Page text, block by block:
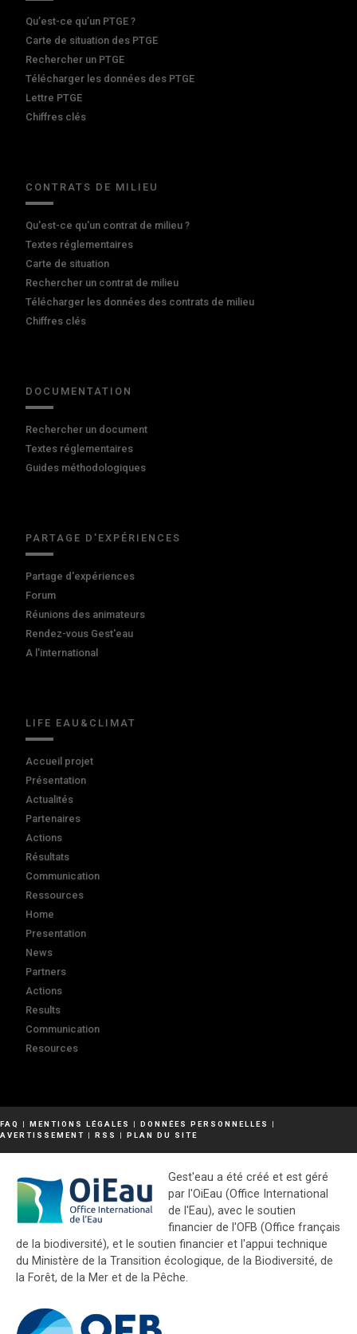
Qu’est-ce qu’un PTGE ?
Carte de situation des PTGE
Rechercher un PTGE
Télécharger les données des PTGE
Lettre PTGE
Chiffres clés
CONTRATS DE MILIEU
Qu'est-ce qu'un contrat de milieu ?
Textes réglementaires
Carte de situation
Rechercher un contrat de milieu
Télécharger les données des contrats de milieu
Chiffres clés
DOCUMENTATION
Rechercher un document
Textes réglementaires
Guides méthodologiques
PARTAGE D'EXPÉRIENCES
Partage d'expériences
Forum
Réunions des animateurs
Rendez-vous Gest'eau
A l'international
LIFE EAU&CLIMAT
Accueil projet
Présentation
Actualités
Partenaires
Actions
Résultats
Communication
Ressources
Home
Presentation
News
Partners
Actions
Results
Communication
Resources
FAQ | MENTIONS LÉGALES | DONNÉES PERSONNELLES
|
AVERTISSEMENT | RSS | PLAN DU SITE
Gest'eau a été créé et est géré
par l'OiEau (Office International
de l'Eau), avec le soutien
financier de l'OFB (Office français
de la biodiversité), et le soutien financier et l'appui technique
du Ministère de la Transition écologique, de la Biodiversité, de
la Forêt, de la Mer et de la Pêche.